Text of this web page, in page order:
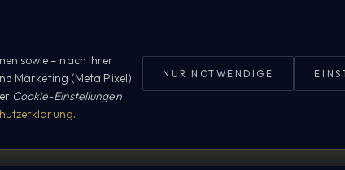
sowie – nach Ihrer
Marketing (Meta Pixel).
Cookie-Einstellungen
.
NUR NOTWENDIGE